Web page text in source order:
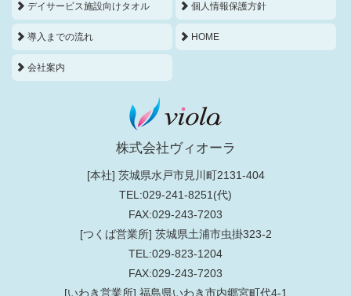
デイサービス施設向けタオル
導入までの流れ
会社案内
個人情報保護方針
HOME
株式会社ヴィオーラ
[本社] 茨城県水戸市見川町2131-404
TEL:029-241-8251(代)
FAX:029-243-7203
[つくば営業所] 茨城県土浦市虫掛323-2
TEL:029-823-1204
FAX:029-243-7203
[いわき営業所] 福島県いわき市内郷宮町代4-1